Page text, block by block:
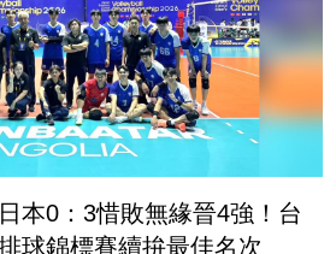
本0：3惜敗無緣晉4強！台
球錦標賽續拚最佳名次